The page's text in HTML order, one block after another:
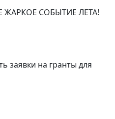
ЖАРКОЕ СОБЫТИЕ ЛЕТА!
заявки на гранты для